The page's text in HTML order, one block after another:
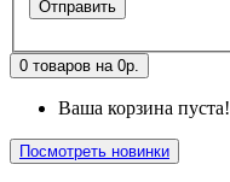
0 товаров на 0р.
Ваша корзина пуста!
Посмотреть новинки